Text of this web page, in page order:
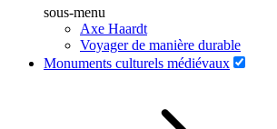
sous-menu
Axe Haardt
Voyager de manière durable
Monuments culturels médiévaux